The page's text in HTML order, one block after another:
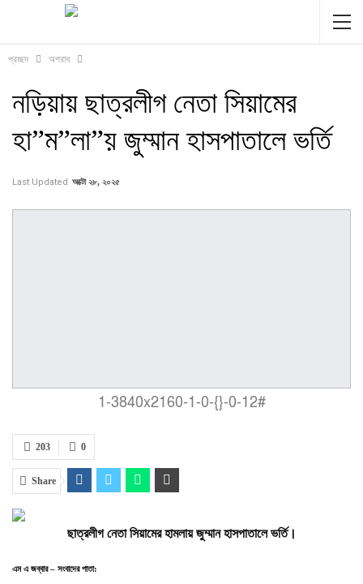
প্রচ্ছদ অপরাধ
নড়িয়ায় ছাত্রলীগ নেতা সিয়ামের
হা”ম”লা”য় জুম্মান হাসপাতালে ভর্তি
Last Updated অক্টো ২৮, ২০২৫
1-3840x2160-1-0-{}-0-12#
0
203
Share
ছাত্রলীগ নেতা সিয়ামের হামলায় জুম্মান হাসপাতালে ভর্তি।
এম এ জব্বার – সংবাদের পাতা: